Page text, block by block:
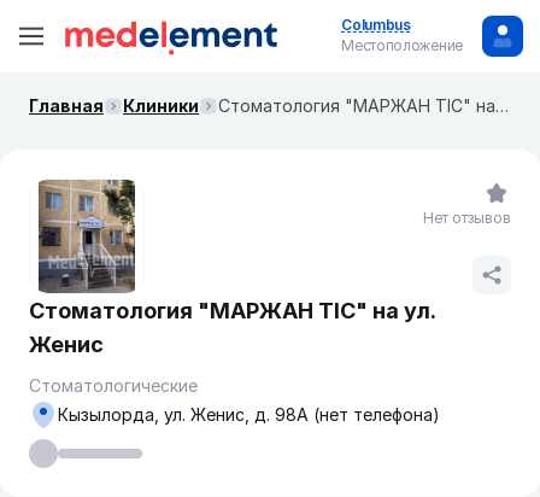
Columbus
Местоположение
Главная Клиники Стоматология "МАРЖАН ТІС" на ул. Женис
Стоматология "МАРЖАН ТІС" на ул.
Женис
Стоматологические
Кызылорда, ул. Женис, д. 98А (нет телефона)
Нет отзывов